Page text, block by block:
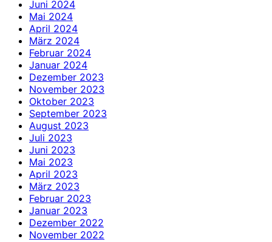
Juni 2024
Mai 2024
April 2024
März 2024
Februar 2024
Januar 2024
Dezember 2023
November 2023
Oktober 2023
September 2023
August 2023
Juli 2023
Juni 2023
Mai 2023
April 2023
März 2023
Februar 2023
Januar 2023
Dezember 2022
November 2022